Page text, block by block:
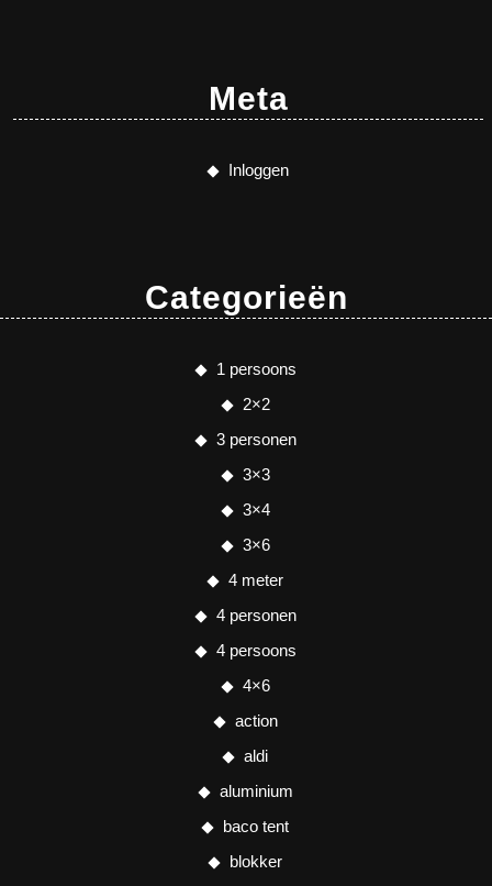
Meta
Inloggen
Categorieën
1 persoons
2×2
3 personen
3×3
3×4
3×6
4 meter
4 personen
4 persoons
4×6
action
aldi
aluminium
baco tent
blokker